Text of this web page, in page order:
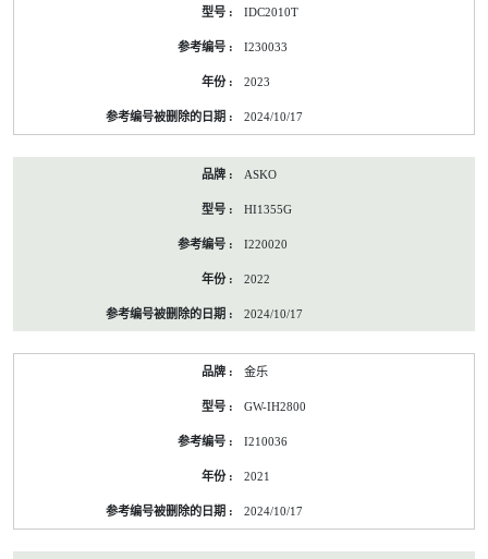
IDC2010T
I230033
2023
2024/10/17
ASKO
HI1355G
I220020
2022
2024/10/17
金乐
GW-IH2800
I210036
2021
2024/10/17